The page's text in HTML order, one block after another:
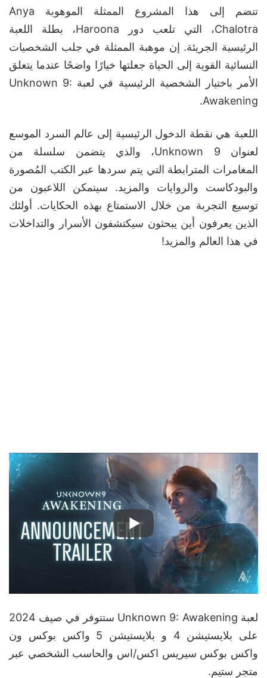
تنضم إلى هذا المشروع الممثلة الموهوبة Anya
Chalotra، التي تلعب دور Haroona، بطلة اللعبة
الرئيسية الجريئة. إن موهبة الممثلة في جلب الشخصيات
النسائية القوية إلى الحياة جعلتها خيارًا واضحًا عندما يتعلق
الأمر باختيار الشخصية الرئيسية في لعبة Unknown 9:
Awakening.
اللعبة هي نقطة الدخول الرئيسية إلى عالم السرد الموسع
لعنوان Unknown 9، والذي يتضمن سلسلة من
المغامرات المترابطة التي يتم سردها عبر الكتب المُصورة
والبودكاست والروايات والمزيد. سيتمكن اللاعبون من
توسيع التجربة من خلال الاستمتاع بهذه الحكايات. أولئك
الذين يعرفون أين يبحثون سيكتشفون الأسرار والتداخلات
في هذا العالم والمزيد!
لعبة Unknown 9: Awakening ستتوفر في صيف 2024
على بلايستيشن 4 و بلايستيشن 5 واكس بوكس ون
واكس بوكس سيريس اكس/اس والحاسب الشخصي عبر
متجر ستيم.